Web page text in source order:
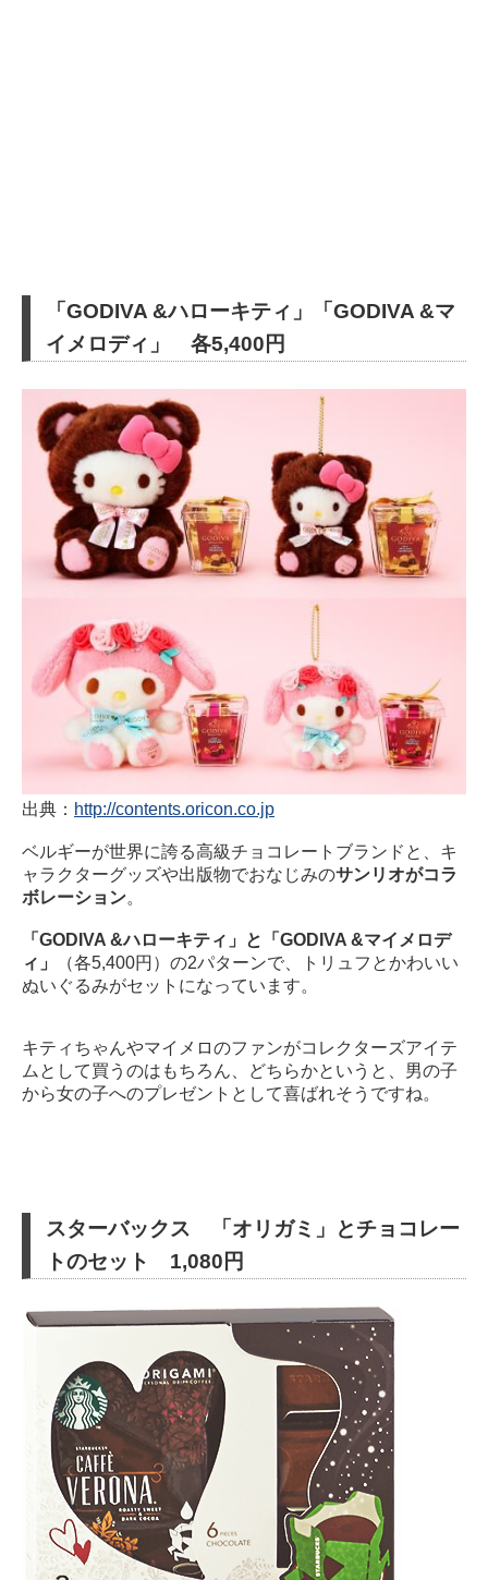
「GODIVA &ハローキティ」「GODIVA &マ
イメロディ」 各5,400円
出典： http://contents.oricon.co.jp
ベルギーが世界に誇る高級チョコレートブランドと、キ
ャラクターグッズや出版物でおなじみのサンリオがコラ
ボレーション。
「GODIVA &ハローキティ」と「GODIVA &マイメロデ
ィ」
（各5,400円）の2パターンで、トリュフとかわいい
ぬいぐるみがセットになっています。
キティちゃんやマイメロのファンがコレクターズアイテ
ムとして買うのはもちろん、どちらかというと、男の子
から女の子へのプレゼントとして喜ばれそうですね。
スターバックス 「オリガミ」とチョコレー
トのセット 1,080円